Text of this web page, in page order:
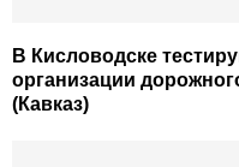
В Кисловодске
организации
(Кавказ)